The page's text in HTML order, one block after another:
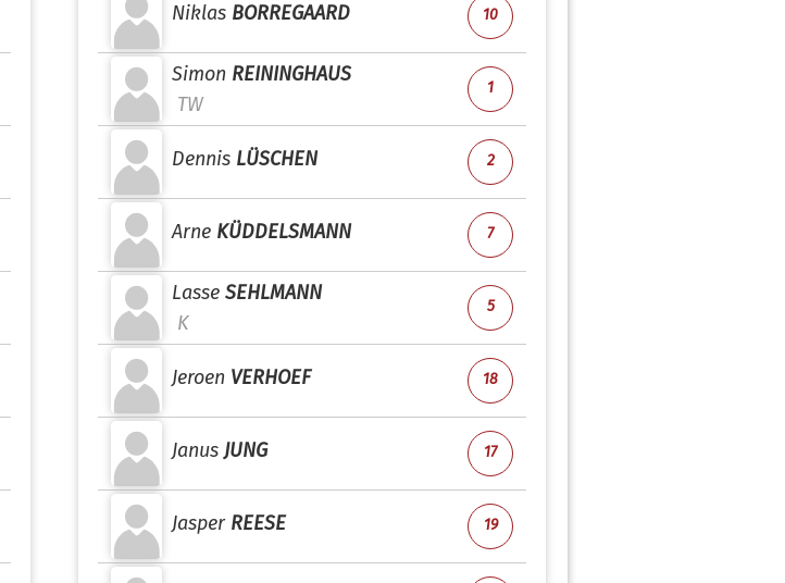
Niklas BORREGAARD 10
Simon REININGHAUS
TW
1
Dennis LÜSCHEN 2
Arne KÜDDELSMANN 7
Lasse SEHLMANN
K
5
Jeroen VERHOEF 18
Janus JUNG 17
Jasper REESE 19